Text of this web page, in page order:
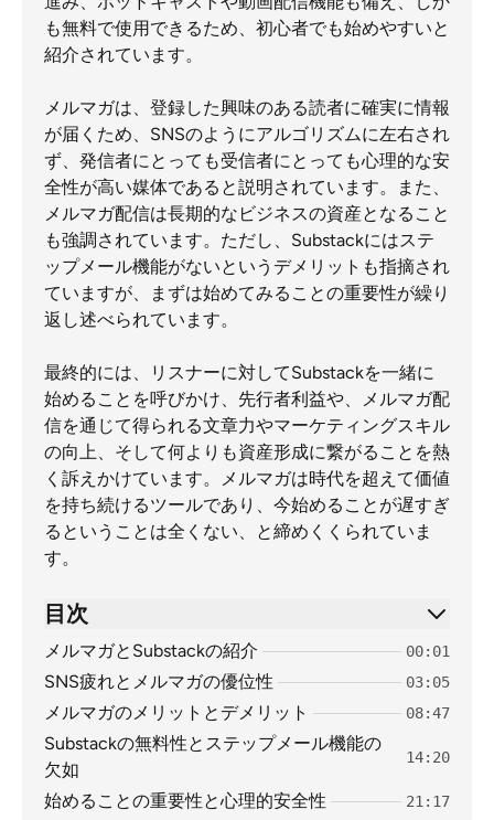
も無料で使用できるため、初心者でも始めやすいと
紹介されています。
メルマガは、登録した興味のある読者に確実に情報
が届くため、SNSのようにアルゴリズムに左右され
ず、発信者にとっても受信者にとっても心理的な安
全性が高い媒体であると説明されています。また、
メルマガ配信は長期的なビジネスの資産となること
も強調されています。ただし、Substackにはステ
ップメール機能がないというデメリットも指摘され
ていますが、まずは始めてみることの重要性が繰り
返し述べられています。
最終的には、リスナーに対してSubstackを一緒に
始めることを呼びかけ、先行者利益や、メルマガ配
信を通じて得られる文章力やマーケティングスキル
の向上、そして何よりも資産形成に繋がることを熱
く訴えかけています。メルマガは時代を超えて価値
を持ち続けるツールであり、今始めることが遅すぎ
るということは全くない、と締めくくられていま
す。
目次
メルマガとSubstackの紹介 00:01
SNS疲れとメルマガの優位性 03:05
メルマガのメリットとデメリット 08:47
Substackの無料性とステップメール機能の
欠如
14:20
始めることの重要性と心理的安全性 21:17